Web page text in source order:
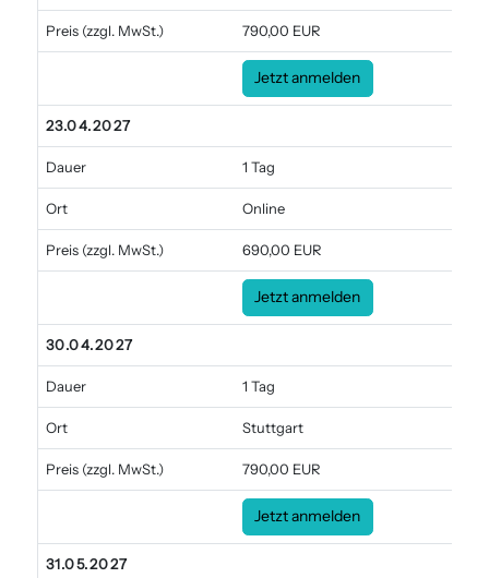
Preis (zzgl. MwSt.) 790,00 EUR
Jetzt anmelden
23.04.2027
Dauer 1 Tag
Ort Online
Preis (zzgl. MwSt.) 690,00 EUR
Jetzt anmelden
30.04.2027
Dauer 1 Tag
Ort Stuttgart
Preis (zzgl. MwSt.) 790,00 EUR
Jetzt anmelden
31.05.2027